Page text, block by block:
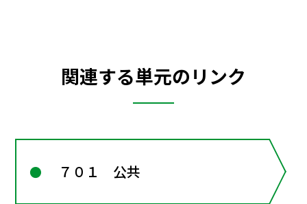
関連する単元のリンク
７０１ 公共